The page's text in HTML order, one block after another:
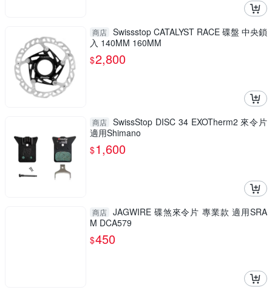
商店 Swissstop CATALYST RACE 碟盤 中央鎖
入 140MM 160MM
$2,800
商店 SwissStop DISC 34 EXOTherm2 來令片
適用Shimano
$1,600
商店 JAGWIRE 碟煞來令片 專業款 適用SRA
M DCA579
$450